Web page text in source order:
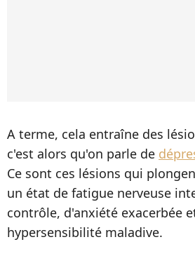
A terme, cela entraîne des
c'est alors qu'on parle de
Ce sont ces lésions qui
un état de fatigue nerveuse
contrôle, d'anxiété exacerbée
hypersensibilité maladive.